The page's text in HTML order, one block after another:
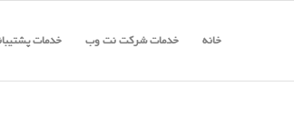
خانه خدمات شرکت نت وب خدمات